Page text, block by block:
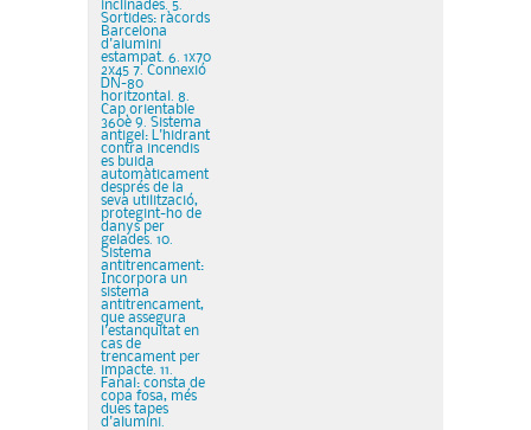
inclinades. 5.
Sortides: ràcords
Barcelona
d'alumini
estampat. 6. 1x70
2x45 7. Connexió
DN-80
horitzontal. 8.
Cap orientable
360è 9. Sistema
antigel: L'hidrant
contra incendis
es buida
automàticament
després de la
seva utilització,
protegint-ho de
danys per
gelades. 10.
Sistema
antitrencament:
Incorpora un
sistema
antitrencament,
que assegura
l'estanquitat en
cas de
trencament per
impacte. 11.
Fanal: consta de
copa fosa, més
dues tapes
d'alumini.